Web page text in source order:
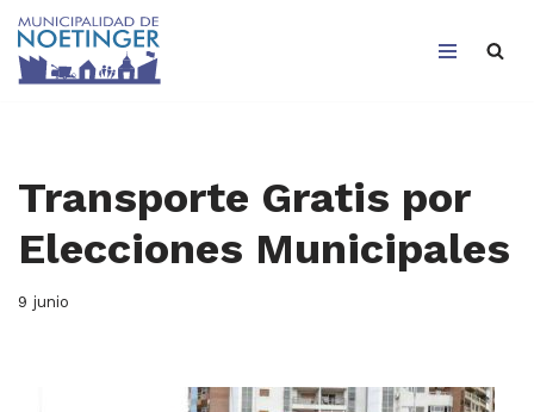
Saltar
Transporte Gratis por
Elecciones Municipales
9 junio